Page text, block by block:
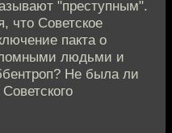
"преступным".
что Советское
пакта о
людьми и
Не была ли